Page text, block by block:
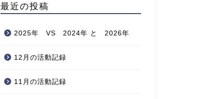
最近の投稿
2025年 VS 2024年 と 2026年
12月の活動記録
11月の活動記録